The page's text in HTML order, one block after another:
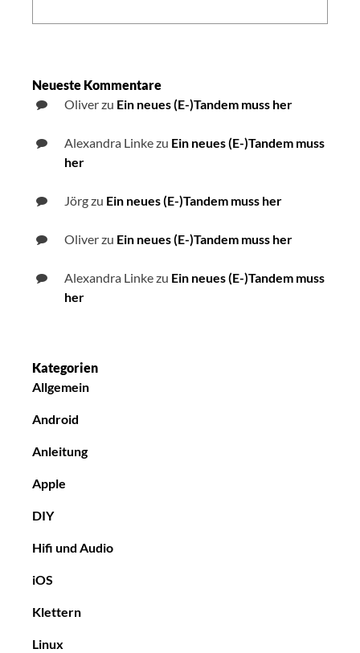
Neueste Kommentare
Oliverzu Ein neues (E-)Tandem muss her
Alexandra Linkezu Ein neues (E-)Tandem muss
her
Jörgzu Ein neues (E-)Tandem muss her
Oliverzu Ein neues (E-)Tandem muss her
Alexandra Linkezu Ein neues (E-)Tandem muss
her
Kategorien
Allgemein
Android
Anleitung
Apple
DIY
Hifi und Audio
iOS
Klettern
Linux